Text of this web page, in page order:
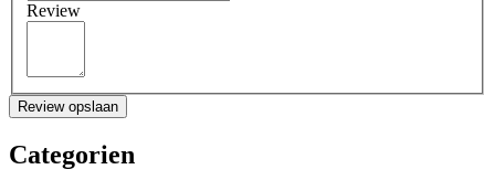
Review
Review opslaan
Categorien